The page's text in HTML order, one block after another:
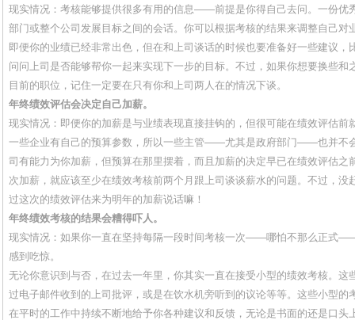
现实情况：考核能够提供很多有用的信息——前提是你得自己去问。一份优
部门或整个公司发展目标之间的会话。你可以根据考核的结果来调整自己对
即便你的业绩已经非常出色，但在和上司谈话的时候也要准备好一些建议，
问问上司是否能够帮你一起来实现下一步的目标。不过，如果你想要换些和
目前的职位，记住一定要在只有你和上司两人在的情况下谈。
年终绩效评估会决定自己加薪。
现实情况：即便你的加薪是与业绩表现直接挂钩的，但很可能在绩效评估前
一些企业有自己的预算参数，所以一些主管——尤其是政府部门——也并不
司有能力为你加薪，但预算在那里摆着，而且加薪的决定早已在绩效评估之
次加薪，就应该至少在绩效考核前两个月跟上司谈谈薪水的问题。不过，没
过这次的绩效评估来为明年的加薪说话嘛！
年终绩效考核的结果会糟得吓人。
现实情况：如果你一直在坚持每隔一段时间考核一次——哪怕不那么正式
感到吃惊。
无论你意识到与否，在过去一年里，你其实一直在接受小型的绩效考核。这
过电子邮件收到的上司批评，或是在饮水机旁听到的议论等等。这些小型的
在平时的工作中持续不断地给予你各种建议和反馈，无论是书面的还是口头